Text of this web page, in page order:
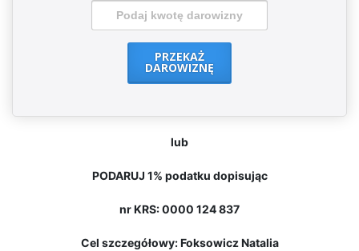
PRZEKAŻ
DAROWIZNĘ
lub
PODARUJ 1% podatku dopisując
nr KRS: 0000 124 837
Cel szczegółowy: Foksowicz Natalia